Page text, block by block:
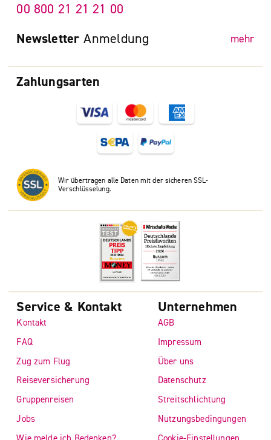
Zahlungsarten
Wir übertragen alle Daten mit der sicheren SSL-
Verschlüsselung.
00 800 21 21 21 00
Newsletter Anmeldung mehr
Service & Kontakt
Kontakt
FAQ
Zug zum Flug
Reiseversicherung
Gruppenreisen
Jobs
Unternehmen
AGB
Impressum
Über uns
Datenschutz
Streitschlichtung
Nutzungsbedingungen